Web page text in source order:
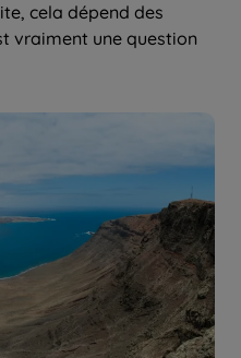
cela dépend des
vraiment une question